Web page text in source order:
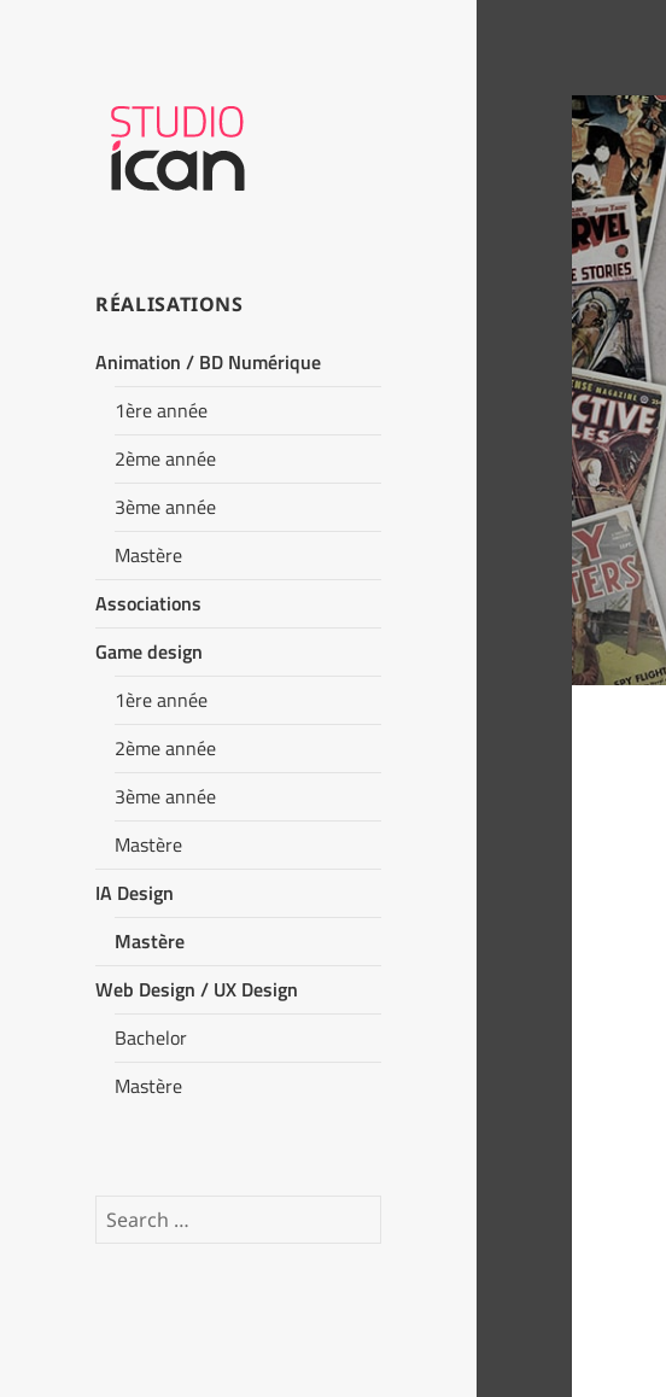
RÉALISATIONS
Animation / BD Numérique
1ère année
2ème année
3ème année
Mastère
Associations
Game design
1ère année
2ème année
3ème année
Mastère
IA Design
Mastère
Web Design / UX Design
Bachelor
Mastère
Search